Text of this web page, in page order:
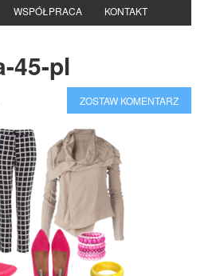
WSPÓŁPRACA KONTAKT
45-pl
ZOSTAW KOMENTARZ